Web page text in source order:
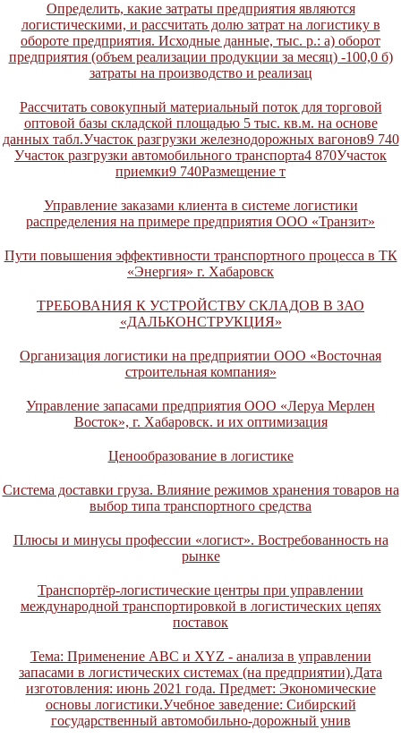
Определить, какие затраты предприятия являются
логистическими, и рассчитать долю затрат на логистику в
обороте предприятия. Исходные данные, тыс. р.: а) оборот
предприятия (объем реализации продукции за месяц) -100,0 б)
затраты на производство и реализац
Рассчитать совокупный материальный поток для торговой
оптовой базы складской площадью 5 тыс. кв.м. на основе
данных табл.Участок разгрузки железнодорожных вагонов9 740
Участок разгрузки автомобильного транспорта4 870Участок
приемки9 740Размещение т
Управление заказами клиента в системе логистики
распределения на примере предприятия ООО «Транзит»
Пути повышения эффективности транспортного процесса в ТК
«Энергия» г. Хабаровск
ТРЕБОВАНИЯ К УСТРОЙСТВУ СКЛАДОВ В ЗАО
«ДАЛЬКОНСТРУКЦИЯ»
Организация логистики на предприятии ООО «Восточная
строительная компания»
Управление запасами предприятия ООО «Леруа Мерлен
Восток», г. Хабаровск. и их оптимизация
Ценообразование в логистике
Система доставки груза. Влияние режимов хранения товаров на
выбор типа транспортного средства
Плюсы и минусы профессии «логист». Востребованность на
рынке
Транспортёр-логистические центры при управлении
международной транспортировкой в логистических цепях
поставок
Тема: Применение ABC и XYZ - анализа в управлении
запасами в логистических системах (на предприятии).Дата
изготовления: июнь 2021 года. Предмет: Экономические
основы логистики.Учебное заведение: Сибирский
государственный автомобильно-дорожный унив